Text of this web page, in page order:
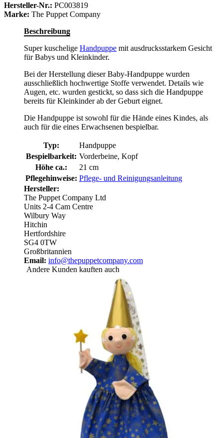
Hersteller-Nr.: PC003819
Marke: The Puppet Company
Beschreibung
Super kuschelige Handpuppe mit ausdrucksstarkem Gesicht
für Babys und Kleinkinder.
Bei der Herstellung dieser Baby-Handpuppe wurden
ausschließlich hochwertige Stoffe verwendet. Details wie
Augen, etc. wurden gestickt, so dass sich die Handpuppe
bereits für Kleinkinder ab der Geburt eignet.
Die Handpuppe ist sowohl für die Hände eines Kindes, als
auch für die eines Erwachsenen bespielbar.
Typ:
Handpuppe
Bespielbarkeit: Vorderbeine, Kopf
Höhe ca.:
21 cm
Pflegehinweise: Pflege- und Reinigungsanleitung
Hersteller:
The Puppet Company Ltd
Units 2-4 Cam Centre
Wilbury Way
Hitchin
Hertfordshire
SG4 0TW
Großbritannien
Email: info@thepuppetcompany.com
Andere Kunden kauften auch